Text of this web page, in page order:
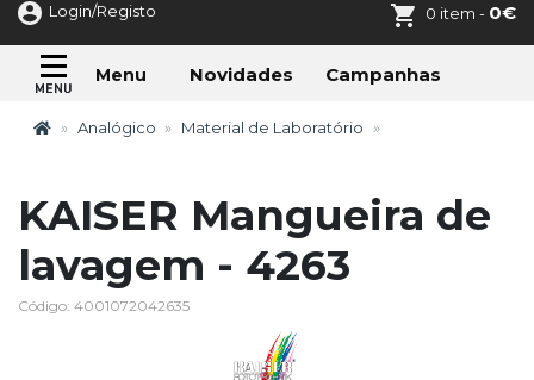
Login/Registo 0 item - 0€
Menu Novidades Campanhas
Analógico Material de Laboratório
KAISER Mangueira de
lavagem - 4263
Código: 4001072042635